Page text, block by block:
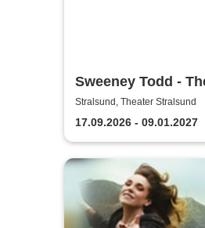
Sweeney Todd -
Vorpommern
Stralsund, Theater Stralsund
17.09.2026 - 09.01.2027